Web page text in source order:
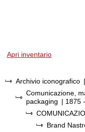
Apri inventario
Archivio iconografico
Comunicazione,
packaging | 1875
Brand